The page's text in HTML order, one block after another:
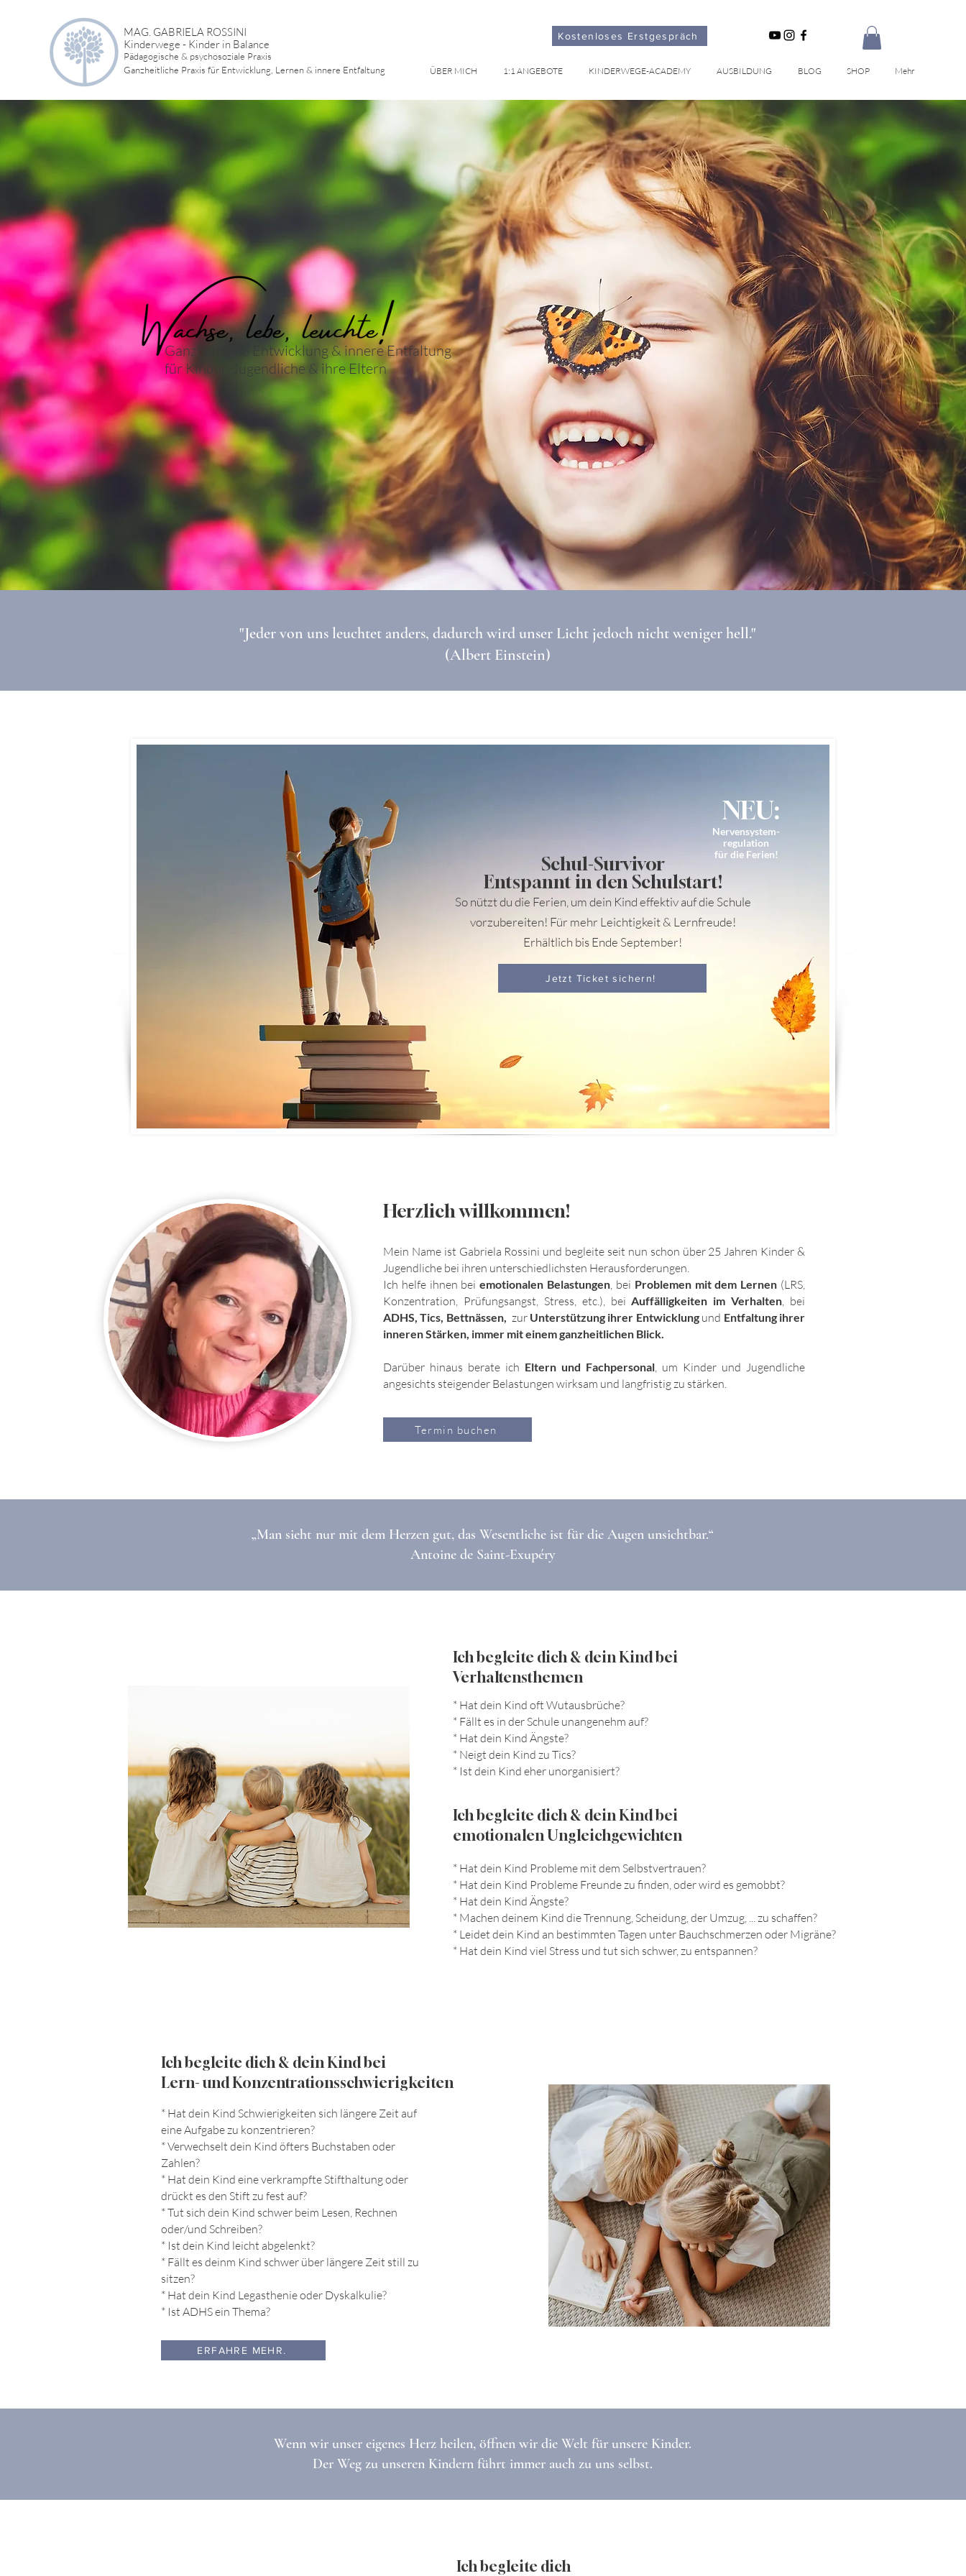
MAG. GABRIELA ROSSINI
Kinderwege - Kinder in Balance
Pädagogische & psychosoziale Praxis
Ganzheitliche Praxis für Entwicklung, Lernen & innere Entfaltung
Kostenloses Erstgespräch
ÜBER MICH 1:1 ANGEBOTE KINDERWEGE-ACADEMY AUSBILDUNG BLOG SHOP Mehr
für Kinder, Jugendliche & ihre Eltern
Ganzheitliche Entwicklung& innere Entfaltung
"Jeder von uns leuchtet anders, dadurch wird unser Licht jedoch nicht weniger hell."
(Albert Einstein)
Schul-Survivor
Entspannt in den Schulstart!
So nützt du die Ferien, um dein Kind effektiv auf die Schule
vorzubereiten! Für mehr Leichtigkeit & Lernfreude!
Erhältlich bis Ende September!
Jetzt Ticket sichern!
Nervensystem-
regulation
für die Ferien!
NEU:
Herzlich willkommen!
Mein Name ist Gabriela Rossini und begleite seit nun schon über 25 Jahren Kinder &
Jugendliche bei ihren unterschiedlichsten Herausforderungen.
Ich helfe ihnen beiemotionalen Belastungen, bei Problemen mit dem Lernen (LRS,
Konzentration, Prüfungsangst, Stress, etc.), beiAuffälligkeiten im Verhalten, bei
ADHS, Tics, Bettnässen, zur Unterstützung ihrer Entwicklungund Entfaltung ihrer
inneren Stärken, immer mit einem ganzheitlichen Blick.
Darüber hinaus berate ich Eltern und Fachpersonal, um Kinder und Jugendliche
angesichts steigender Belastungen wirksam und langfristig zu stärken.
Termin buchen
„Man sieht nur mit dem Herzen gut, das Wesentliche ist für die Augen unsichtbar.“
Antoine de Saint-Exupéry
Ich begleite dich & dein Kind bei
Verhaltensthemen
* Hat dein Kind oft Wutausbrüche?
* Fällt es in der Schule unangenehm auf?
* Hat dein Kind Ängste?
* Neigt dein Kind zu Tics?
* Ist dein Kind eher unorganisiert?
Ich begleite dich & dein Kind bei
emotionalen Ungleichgewichten
* Hat dein Kind Probleme mit dem Selbstvertrauen?
* Hat dein Kind Probleme Freunde zu finden, oder wird es gemobbt?
* Hat dein Kind Ängste?
* Machen deinem Kind die Trennung, Scheidung, der Umzug, ... zu schaffen?
* Leidet dein Kind an bestimmten Tagen unter Bauchschmerzen oder Migräne?
* Hat dein Kind viel Stress und tut sich schwer, zu entspannen?
Ich begleite dich & dein Kind bei
Lern- und Konzentrationsschwierigkeiten
* Hat dein Kind Schwierigkeiten sich längere Zeit auf
eine Aufgabe zu konzentrieren?
* Verwechselt dein Kind öfters Buchstaben oder
Zahlen?
* Hat dein Kind eine verkrampfte Stifthaltung oder
drückt es den Stift zu fest auf?
* Tut sich dein Kind schwer beim Lesen, Rechnen
oder/und Schreiben?
* Ist dein Kind leicht abgelenkt?
* Fällt es deinm Kind schwer über längere Zeit still zu
sitzen?
* Hat dein Kind Legasthenie oder Dyskalkulie?
* Ist ADHS ein Thema?
ERFAHRE MEHR.
Wenn wir unser eigenes Herz heilen, öffnen wir die Welt für unsere Kinder.
Der Weg zu unseren Kindern führt immer auch zu uns selbst.
Ich begleite dich